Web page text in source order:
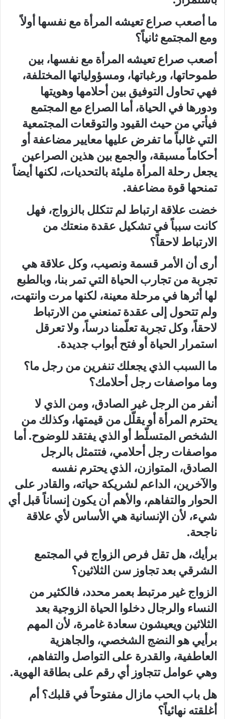
ما أصعب صراع تعيشه المرأة مع نفسها أولاً
ومع المجتمع ثانياً؟
أصعب صراع تعيشه المرأة مع نفسها، بين
طموحاتها، ورغباتها، ومسؤولياتها المختلفة،
فهي تحاول التوفيق بين أحلامها وهويتها
ودورها في الحياة، أما الصراع مع المجتمع
فيأتي من حيث القيود والتوقعات المجتمعية
التي غالباً ما تفرض عليها معايير مضاعفة أو
أحكاماً مسبقة، والجمع بين هذين الصراعين
يجعل رحلة المرأة مليئة بالتحديات، لكنها أيضاً
تمنحها قوة مضاعفة.
خضت علاقة ارتباط لم تتكلل بالزواج، فهل
كانت سبباً في تشكيل عقدة منعتك من
الارتباط لاحقاً؟
أرى أن الأمر قسمة ونصيب، وكل علاقة هي
تجربة من تجارب الحياة التي تمر بنا، وبالطبع
لها أثرها في مرحلة معينة، لكنها مرت وانتهت،
ولم تتحول إلى عقدة تمنعني من الارتباط
لاحقاً، وكل تجربة تعلّمنا درساً، ولا تعرقل
استمرار الحياة أو فتح أبواب جديدة.
ما السبب الذي يجعلك تنفرين من رجل ما؟
وما مواصفات رجل أحلامك؟
أنفر من الرجل غير الصادق، ومن الذي لا
يحترم المرأة أو يقلّل من قيمتها، وكذلك من
الشخص المتسلّط أو الذي يفتقد للوضوح. أما
مواصفات رجل أحلامي، فتتمثل بالرجل
الصادق، المتوازن، الذي يحترم نفسه
والآخرين، الداعم لشريكة حياته، والقادر على
الحوار والتفاهم، والأهم أن يكون إنساناً قبل أي
شيء، لأن الإنسانية هي الأساس لأي علاقة
ناجحة.
برأيك، هل تقل فرص الزواج في المجتمع
الشرقي بعد تجاوز سن الثلاثين؟
الزواج غير مرتبط بعمر محدد، فالكثير من
النساء والرجال دخلوا الحياة الزوجية بعد
الثلاثين ويعيشون سعادة غامرة، لأن المهم
برأيي هو النضج الشخصي، والجاهزية
العاطفية، والقدرة على التواصل والتفاهم،
وهي عوامل تتجاوز أي رقم على بطاقة الهوية.
هل باب الحب مازال مفتوحاً في قلبك؟ أم
أغلقته نهائياً؟